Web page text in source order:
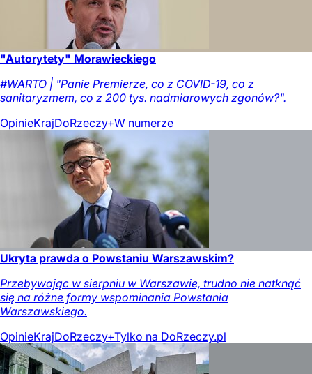
"Autorytety" Morawieckiego
#WARTO | "Panie Premierze, co z COVID-19, co z
sanitaryzmem, co z 200 tys. nadmiarowych zgonów?".
OpinieKrajDoRzeczy+W numerze
Ukryta prawda o Powstaniu Warszawskim?
Przebywając w sierpniu w Warszawie, trudno nie natknąć
się na różne formy wspominania Powstania
Warszawskiego.
OpinieKrajDoRzeczy+Tylko na DoRzeczy.pl